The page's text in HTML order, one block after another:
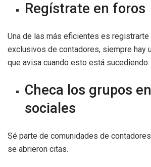
Regístrate en foros
Una de las más eficientes es
exclusivos de contadores, siempre hay
que avisa cuando esto está sucediendo.
Checa los grupos
sociales
Sé parte de comunidades de
se abrieron citas.